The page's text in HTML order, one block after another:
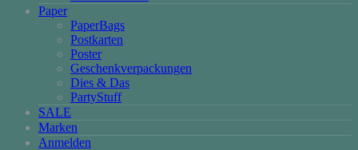
Paper
PaperBags
Postkarten
Poster
Geschenkverpackungen
Dies & Das
PartyStuff
SALE
Marken
Anmelden